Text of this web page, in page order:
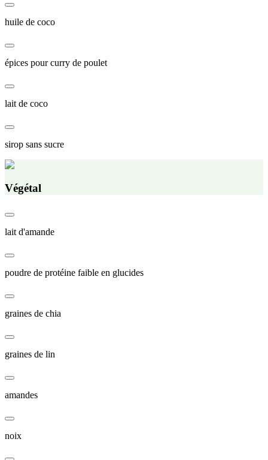
huile de coco
épices pour curry de poulet
lait de coco
sirop sans sucre
Végétal
lait d'amande
poudre de protéine faible en glucides
graines de chia
graines de lin
amandes
noix